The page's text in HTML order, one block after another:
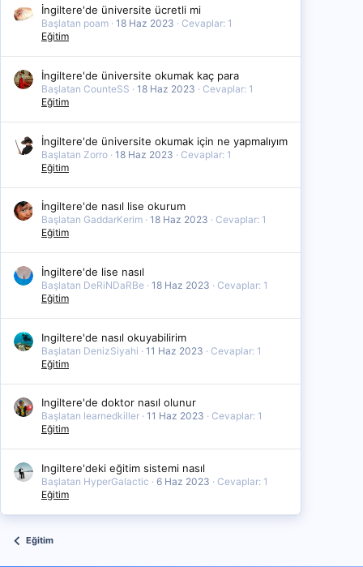
İngiltere'de üniversite ücretli mi
Başlatan poam 18 Haz 2023
Cevaplar: 1
Eğitim
İngiltere'de üniversite okumak kaç para
Başlatan CounteSS 18 Haz 2023
Cevaplar: 1
Eğitim
İngiltere'de üniversite okumak için ne yapmalıyım
Başlatan Zorro 18 Haz 2023
Cevaplar: 1
Eğitim
İngiltere'de nasıl lise okurum
Başlatan GaddarKerim 18 Haz 2023
Cevaplar: 1
Eğitim
İngiltere'de lise nasıl
Başlatan DeRiNDaRBe 18 Haz 2023
Cevaplar: 1
Eğitim
Ingiltere'de nasıl okuyabilirim
Başlatan DenizSiyahi 11 Haz 2023
Cevaplar: 1
Eğitim
Ingiltere'de doktor nasıl olunur
Başlatan learnedkiller 11 Haz 2023
Cevaplar: 1
Eğitim
Ingiltere'deki eğitim sistemi nasıl
Başlatan HyperGalactic 6 Haz 2023
Cevaplar: 1
Eğitim
Eğitim